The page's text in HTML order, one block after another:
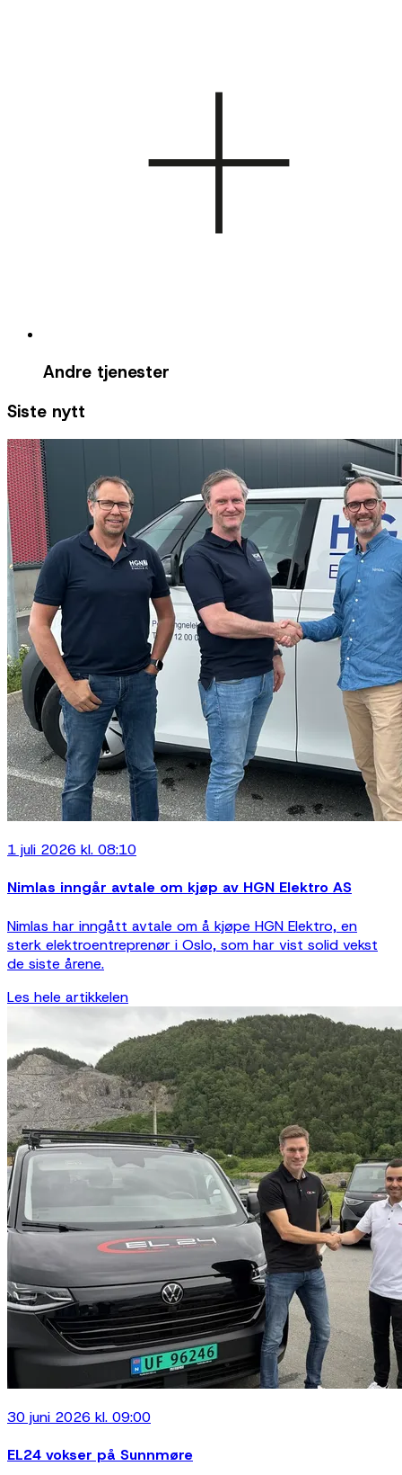
Andre tjenester
Siste nytt
1 juli 2026 kl. 08:10
Nimlas inngår avtale om kjøp av HGN Elektro AS
Nimlas har inngått avtale om å kjøpe HGN Elektro, en
sterk elektroentreprenør i Oslo, som har vist solid vekst
de siste årene.
Les hele artikkelen
30 juni 2026 kl. 09:00
EL24 vokser på Sunnmøre